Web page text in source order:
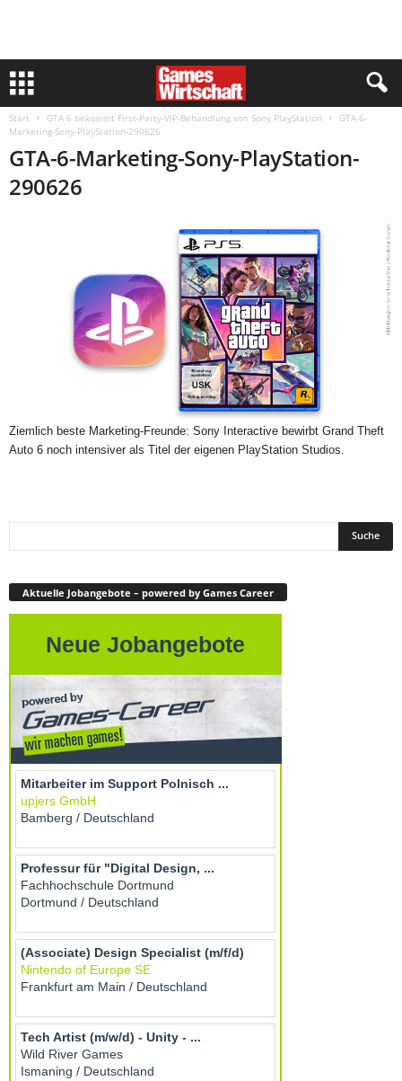
Start GTA 6 bekommt First-Party-VIP-Behandlung von Sony PlayStation
GTA-6-
Marketing-Sony-PlayStation-290626
GTA-6-Marketing-Sony-PlayStation-
290626
Ziemlich beste Marketing-Freunde: Sony Interactive bewirbt Grand Theft
Auto 6 noch intensiver als Titel der eigenen PlayStation Studios.
Aktuelle Jobangebote – powered by Games Career